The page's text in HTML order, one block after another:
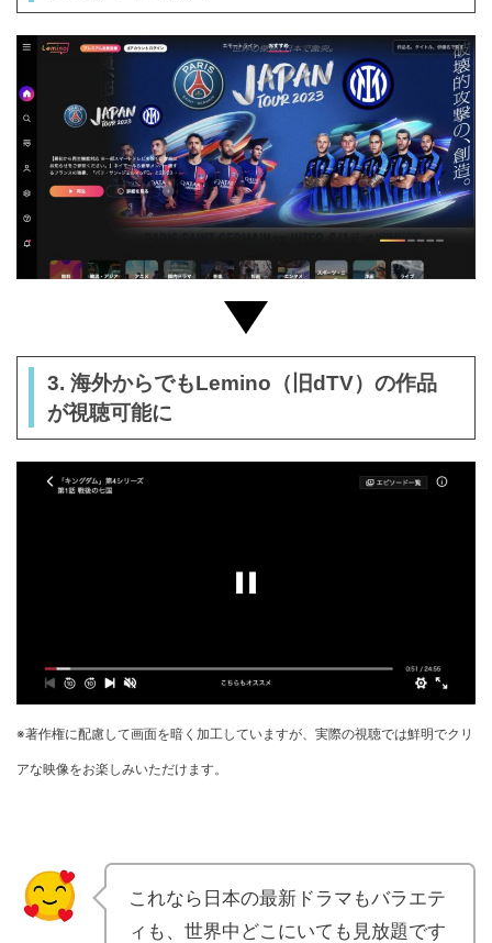
3. 海外からでもLemino（旧dTV）の作品
が視聴可能に
※著作権に配慮して画面を暗く加工していますが、実際の視聴では鮮明でクリ
アな映像をお楽しみいただけます。
これなら日本の最新ドラマもバラエテ
ィも、世界中どこにいても見放題です